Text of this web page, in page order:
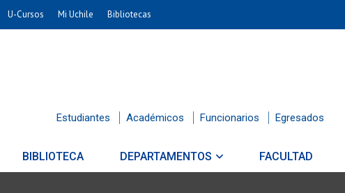
U-Cursos Mi Uchile Bibliotecas
Estudiantes Académicos Funcionarios Egresados
BIBLIOTECA DEPARTAMENTOS FACULTAD